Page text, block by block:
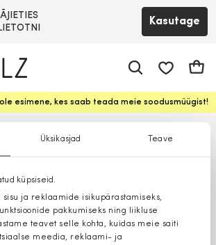
Üksikasjad Teave
küpsiseid.
sisu ja reklaamide isikupärastamiseks,
pakkumiseks ning liikluse
teavet selle kohta, kuidas meie saiti
meedia, reklaami- ja
Kasutage
esimene, kes saab teada meie soodusmüügist!